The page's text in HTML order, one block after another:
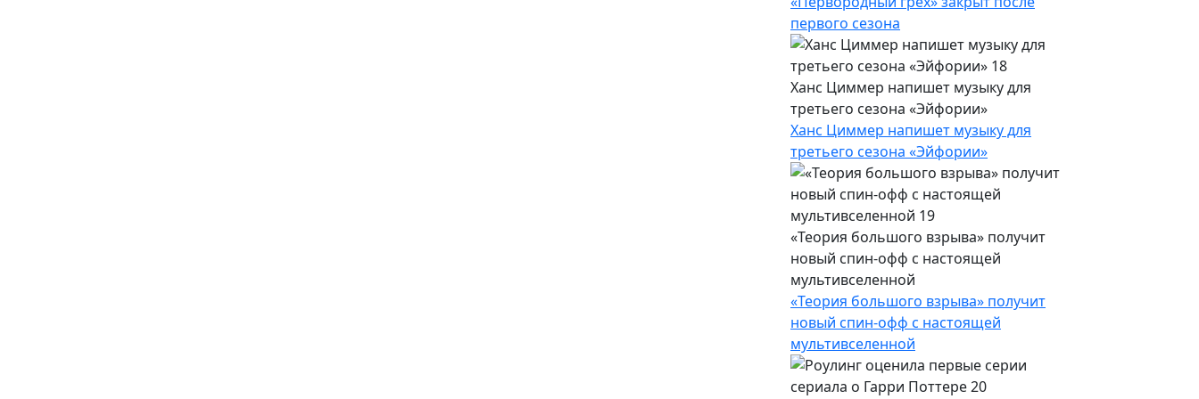
первого сезона
Ханс Циммер напишет музыку для
третьего сезона «Эйфории»
Ханс Циммер напишет музыку для
третьего сезона «Эйфории»
«Теория большого взрыва» получит
новый спин-офф с настоящей
мультивселенной
«Теория большого взрыва» получит
новый спин-офф с настоящей
мультивселенной